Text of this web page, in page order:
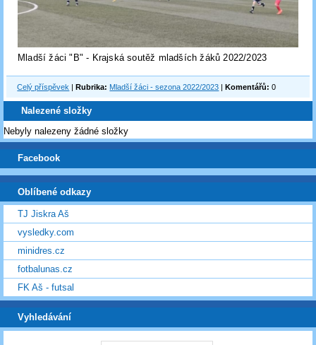
Mladší žáci "B" - Krajská soutěž mladších žáků 2022/2023
Celý příspěvek Rubrika: Mladší žáci - sezona 2022/2023 Komentářů: 0
Nalezené složky
Nebyly nalezeny žádné složky
Facebook
Oblíbené odkazy
TJ Jiskra Aš
vysledky.com
minidres.cz
fotbalunas.cz
FK Aš - futsal
Vyhledávání